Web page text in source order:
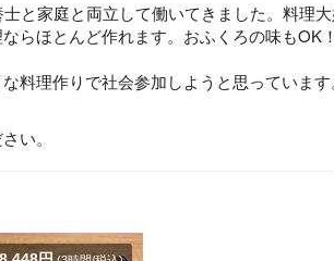
と家庭と両立して働いてきました。料理
らほとんど作れます。おふくろの味もOK
料理作りで社会参加しようと思っています。
い。